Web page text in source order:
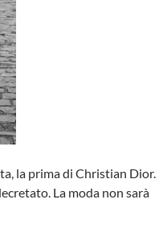
la prima di Christian Dior.
La moda non sarà